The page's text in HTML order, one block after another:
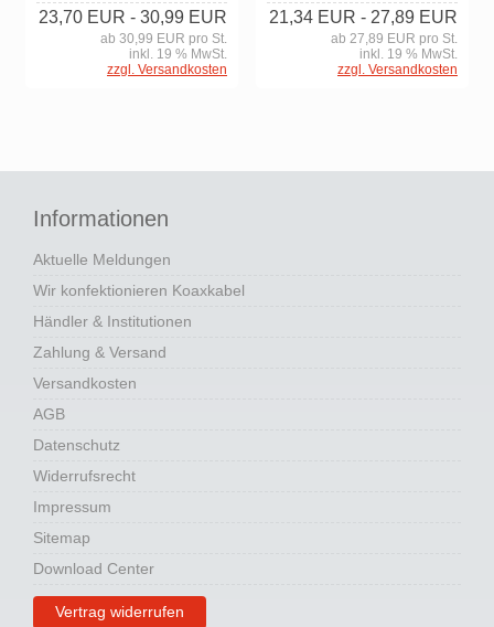
23,70 EUR - 30,99 EUR
ab 30,99 EUR pro St.
inkl. 19 % MwSt.
zzgl. Versandkosten
21,34 EUR - 27,89 EUR
ab 27,89 EUR pro St.
inkl. 19 % MwSt.
zzgl. Versandkosten
Informationen
Aktuelle Meldungen
Wir konfektionieren Koaxkabel
Händler & Institutionen
Zahlung & Versand
Versandkosten
AGB
Datenschutz
Widerrufsrecht
Impressum
Sitemap
Download Center
Vertrag widerrufen